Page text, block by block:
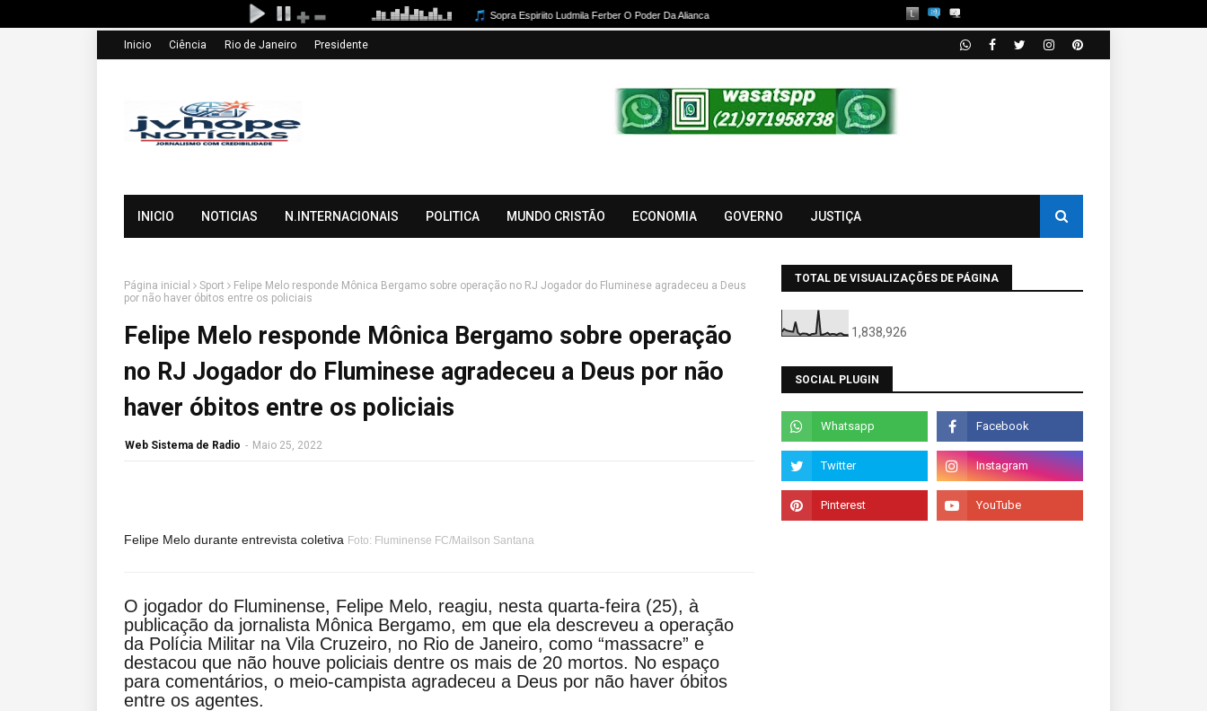
Inicio Ciência Rio de Janeiro Presidente
INICIO NOTICIAS N.INTERNACIONAIS POLITICA MUNDO CRISTÃO ECONOMIA GOVERNO JUSTIÇA
Página inicial Sport
Felipe Melo responde Mônica Bergamo sobre operação no RJ Jogador do Fluminese agradeceu a Deus
por não haver óbitos entre os policiais
Felipe Melo responde Mônica Bergamo sobre operação
no RJ Jogador do Fluminese agradeceu a Deus por não
haver óbitos entre os policiais
Web Sistema de Radio - Maio 25, 2022
Felipe Melo durante entrevista coletiva Foto: Fluminense FC/Mailson Santana
O jogador do Fluminense, Felipe Melo, reagiu, nesta quarta-feira (25), à
publicação da jornalista Mônica Bergamo, em que ela descreveu a operação
da Polícia Militar na Vila Cruzeiro, no Rio de Janeiro, como “massacre” e
destacou que não houve policiais dentre os mais de 20 mortos. No espaço
para comentários, o meio-campista agradeceu a Deus por não haver óbitos
entre os agentes.
TOTAL DE VISUALIZAÇÕES DE PÁGINA
1,838,926
SOCIAL PLUGIN